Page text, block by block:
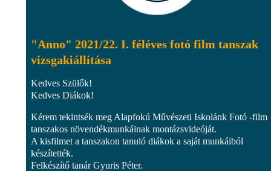
"Anno" 2021/22. I. féléves fotó film tanszak
vizsgakiállítása
Kedves Szülők!
Kedves Diákok!
Kérem tekintsék meg Alapfokú Művészeti Iskolánk Fotó -film
tanszakos növendékmunkáinak montázsvideóját.
A kisfilmet a tanszakon tanuló diákok a saját munkáiból
készítették.
Felkészítő tanár Gyuris Péter.